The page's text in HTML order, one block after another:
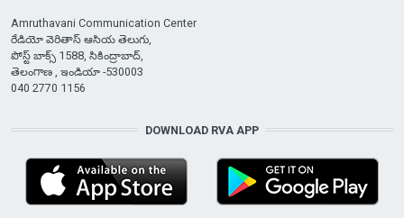
Amruthavani Communication Center
రేడియో వెరితాస్ ఆసియ తెలుగు,
పోస్ట్ బాక్స్ 1588, సికింద్రాబాద్,
తెలంగాణ , ఇండియా -530003
040 2770 1156
DOWNLOAD RVA APP